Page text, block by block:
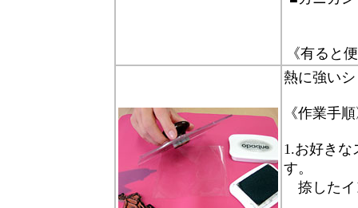
《有ると
熱に強い
《作業手
1.お好きな
す。
捺したイ